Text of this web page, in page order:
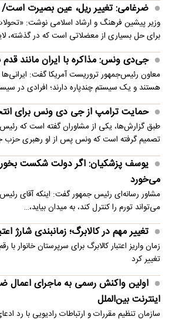
ضرغامی: تغییر ریل، عین بصیرت
وزیر پیشین فرهنگ و ارشاد اسلامی نوشت:
برای حل بسیاری از معضلاتی‌ است که در گذشته،
جی‌دی ونس: مذاکره با ایران مانند
معاون رئیس‌جمهور تروریست آمریکا گفت: ایرانی‌ها
هستند و یک سیستم چندپاره دارند؛ افرادی در
حمایت ترامپ از جی دی ونس برای
طبق گزارش‌ها، یکی از مشاوران گفته است که
تصمیم گرفته است که ونس پس از او رهبری حزب
یوسف پزشکیان: اگر دولت شکست
می‌خورد
مشاور رسانه‌ای رئیس جمهور گفت: اینکه آقای
می‌تواند تورم را کنترل کند، به میدان بیاید،…
تغییر مهم در کالابرگ؛ زمانبندی‌ شارژ
زمان واریز اعتبار کالابرگ برای سرپرستان خانوار با
تغییر کرد
اینترنت بین‌الملل